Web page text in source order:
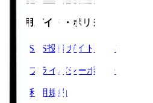
ご利用ガイド・ポリシー
SNS投稿ガイドライン
プライバシーポリシー
利用規約